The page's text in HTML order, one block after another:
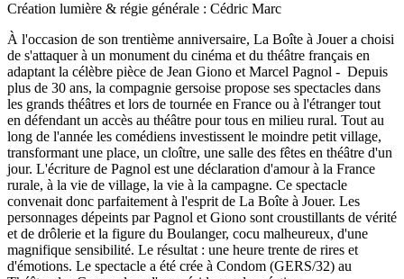
Création lumière & régie générale : Cédric Marc
À l'occasion de son trentième anniversaire, La Boîte à Jouer a choisi
de s'attaquer à un monument du cinéma et du théâtre français en
adaptant la célèbre pièce de Jean Giono et Marcel Pagnol - Depuis
plus de 30 ans, la compagnie gersoise propose ses spectacles dans
les grands théâtres et lors de tournée en France ou à l'étranger tout
en défendant un accès au théâtre pour tous en milieu rural. Tout au
long de l'année les comédiens investissent le moindre petit village,
transformant une place, un cloître, une salle des fêtes en théâtre d'un
jour. L'écriture de Pagnol est une déclaration d'amour à la France
rurale, à la vie de village, la vie à la campagne. Ce spectacle
convenait donc parfaitement à l'esprit de La Boîte à Jouer. Les
personnages dépeints par Pagnol et Giono sont croustillants de vérité
et de drôlerie et la figure du Boulanger, cocu malheureux, d'une
magnifique sensibilité. Le résultat : une heure trente de rires et
d'émotions. Le spectacle a été crée à Condom (GERS/32) au